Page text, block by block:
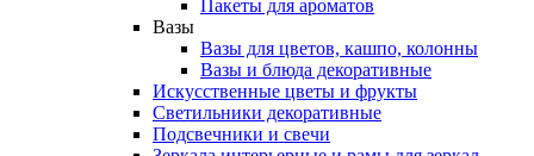
Пакеты для ароматов
Вазы
Вазы для цветов, кашпо, колонны
Вазы и блюда декоративные
Искусственные цветы и фрукты
Светильники декоративные
Подсвечники и свечи